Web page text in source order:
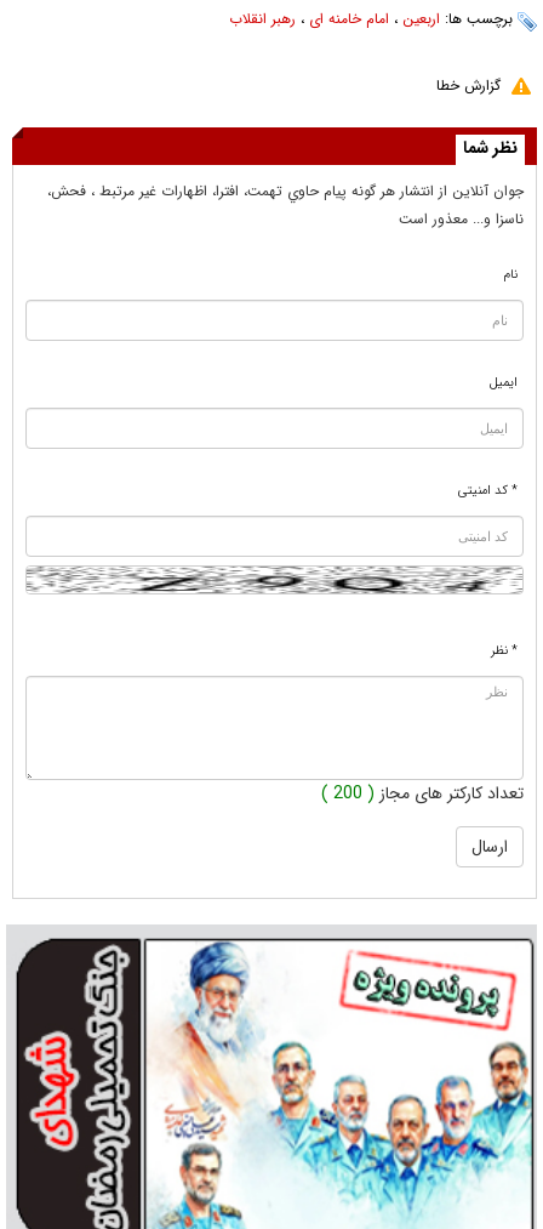
برچسب ها: اربعین ، امام خامنه ای ، رهبر انقلاب
گزارش خطا
نظر شما
جوان آنلاين از انتشار هر گونه پيام حاوي تهمت، افترا، اظهارات غير مرتبط ، فحش،
ناسزا و... معذور است
نام
ایمیل
* کد امنیتی
* نظر
تعداد کارکتر های مجاز ( 200 )